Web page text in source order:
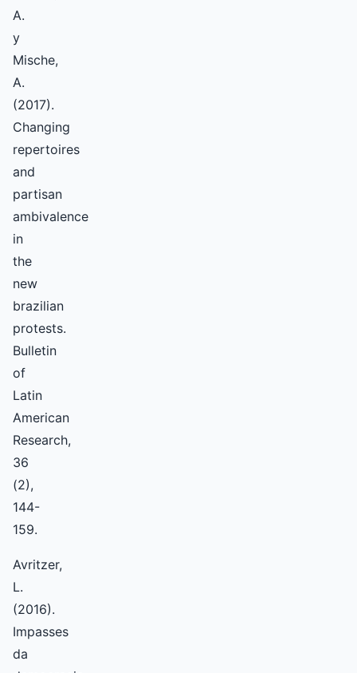
A.
y
Mische,
A.
(2017).
Changing
repertoires
and
partisan
ambivalence
in
the
new
brazilian
protests.
Bulletin
of
Latin
American
Research,
36
(2),
144-
159.
Avritzer,
L.
(2016).
Impasses
da